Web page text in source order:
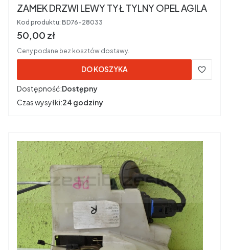
ZAMEK DRZWI LEWY TYŁ TYLNY OPEL AGILA
Kod produktu: BD76-28033
Cena brutto
50,00 zł
Ceny podane bez kosztów dostawy.
DO KOSZYKA
Dostępność:Dostępny
Czas wysyłki:24 godziny